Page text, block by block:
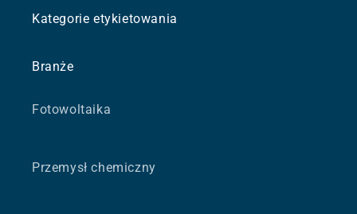
Kategorie etykietowania
Branże
Fotowoltaika
Przemysł chemiczny